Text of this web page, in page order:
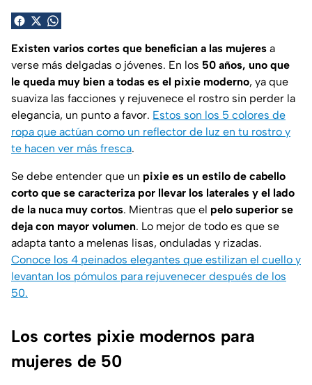
Existen varios cortes que benefician a las mujeres a
verse más delgadas o jóvenes. En los 50 años, uno que
le queda muy bien a todas es el pixie moderno, ya que
suaviza las facciones y rejuvenece el rostro sin perder la
elegancia, un punto a favor. Estos son los 5 colores de
ropa que actúan como un reflector de luz en tu rostro y
te hacen ver más fresca.
Se debe entender que un pixie es un estilo de cabello
corto que se caracteriza por llevar los laterales y el lado
de la nuca muy cortos. Mientras que el pelo superior se
deja con mayor volumen. Lo mejor de todo es que se
adapta tanto a melenas lisas, onduladas y rizadas.
Conoce los 4 peinados elegantes que estilizan el cuello y
levantan los pómulos para rejuvenecer después de los
50.
Los cortes pixie modernos para
mujeres de 50